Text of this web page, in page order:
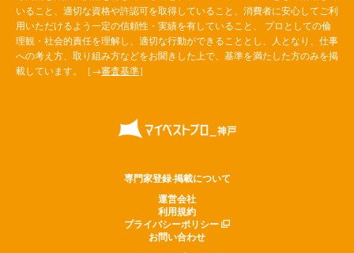
いること、適切な資格や許認可を取得していること、消費者に安心してご利
用いただけるよう一定の信頼性・実績を有していること、 プロとしての倫
理観・社会的責任を理解し、適切な行動ができることとし、人となり、仕事
への考え方、取り組み方などをお聞きした上で、基準を満たした方のみを掲
載しています。［→審査基準］
専門家登録·掲載について
運営会社
利用規約
プライバシーポリシー
お問い合わせ